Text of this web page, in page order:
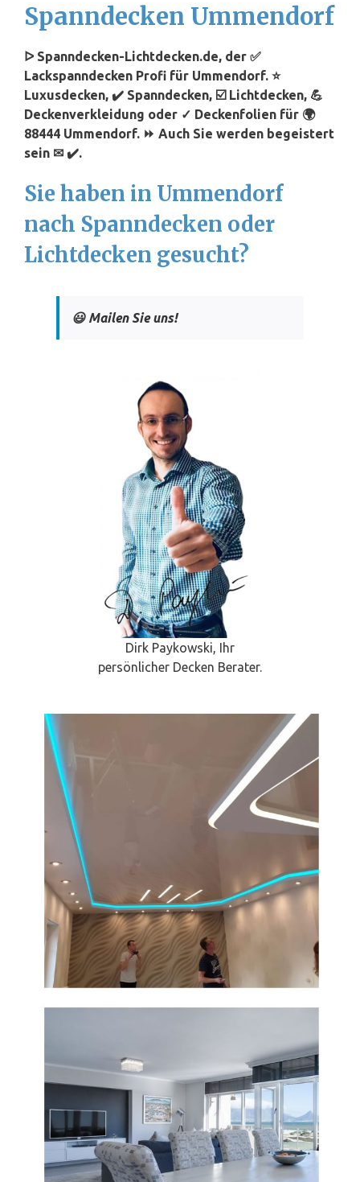
Spanndecken Ummendorf
ᐅ Spanndecken-Lichtdecken.de, der ✅
Lackspanndecken Profi für Ummendorf. ⭐
Luxusdecken, ✔️ Spanndecken, ☑️ Lichtdecken, 💪
Deckenverkleidung oder ✓ Deckenfolien für 🌍
88444 Ummendorf. ⏩ Auch Sie werden begeistert
sein ✉ ✔️.
Sie haben in Ummendorf
nach Spanndecken oder
Lichtdecken gesucht?
😃 Mailen Sie uns!
Dirk Paykowski, Ihr
persönlicher Decken Berater.